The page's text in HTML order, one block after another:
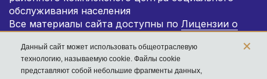
обслуживания населения
Все материалы сайта доступны по Лицензии о
Ограничение по возрасту: 18+
Данный сайт может использовать общеотраслевую
технологию, называемую cookie. Файлы cookie
представляют собой небольшие фрагменты данных,
×